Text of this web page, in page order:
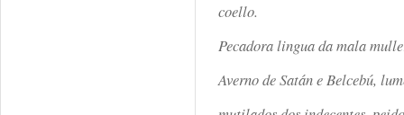
coello.
Pecadora lingua da mala
Averno de Satán e Belcebú,